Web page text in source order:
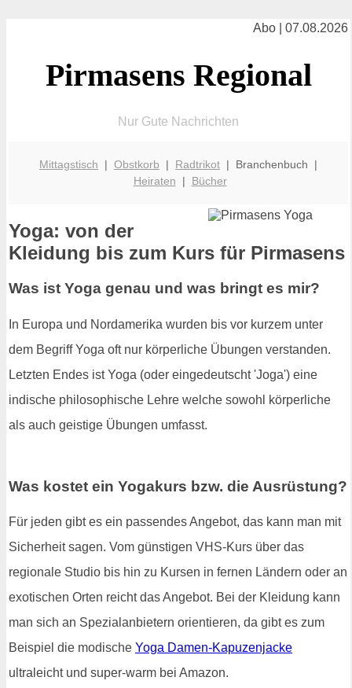
Abo | 07.08.2026
Pirmasens Regional
Nur Gute Nachrichten
Mittagstisch | Obstkorb | Radtrikot | Branchenbuch |
Heiraten | Bücher
Yoga: von der
Kleidung bis zum Kurs für Pirmasens
Was ist Yoga genau und was bringt es mir?
In Europa und Nordamerika wurden bis vor kurzem unter
dem Begriff Yoga oft nur körperliche Übungen verstanden.
Letzten Endes ist Yoga (oder eingedeutscht 'Joga') eine
indische philosophische Lehre welche sowohl körperliche
als auch geistige Übungen umfasst.
Was kostet ein Yogakurs bzw. die Ausrüstung?
Für jeden gibt es ein passendes Angebot, das kann man mit
Sicherheit sagen. Vom günstigen VHS-Kurs über das
regionale Studio bis hin zu Kursen in fernen Ländern oder an
exotischen Orten reicht das Angebot. Bei der Kleidung kann
man sich an Spezialanbietern orientieren, da gibt es zum
Beispiel die modische Yoga Damen-Kapuzenjacke
ultraleicht und super-warm bei Amazon.